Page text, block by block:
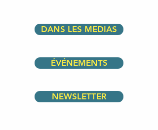
DANS LES MEDIAS
ÉVÉNEMENTS
NEWSLETTER